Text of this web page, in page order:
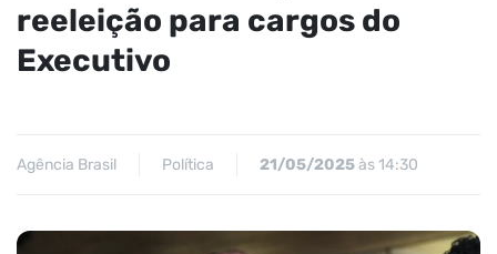
reeleição para cargos do
Executivo
Agência Brasil Política 21/05/2025às 14:30